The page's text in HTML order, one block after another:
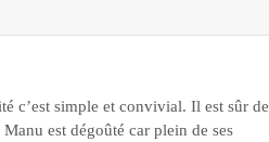
c’est simple et convivial. Il est sûr de
est dégoûté car plein de ses